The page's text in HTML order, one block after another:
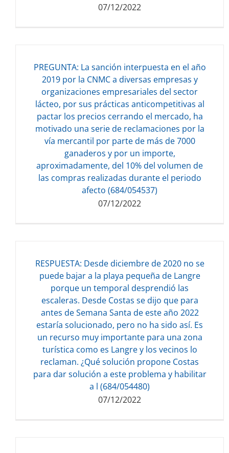
07/12/2022
Descarga del documento:
122.75 KB
PREGUNTA: La sanción interpuesta en el año
2019 por la CNMC a diversas empresas y
organizaciones empresariales del sector
lácteo, por sus prácticas anticompetitivas al
pactar los precios cerrando el mercado, ha
motivado una serie de reclamaciones por la
vía mercantil por parte de más de 7000
ganaderos y por un importe,
aproximadamente, del 10% del volumen de
las compras realizadas durante el periodo
afecto (684/054537)
07/12/2022
Descarga del documento:
133.10 KB
RESPUESTA: Desde diciembre de 2020 no se
puede bajar a la playa pequeña de Langre
porque un temporal desprendió las
escaleras. Desde Costas se dijo que para
antes de Semana Santa de este año 2022
estaría solucionado, pero no ha sido así. Es
un recurso muy importante para una zona
turística como es Langre y los vecinos lo
reclaman. ¿Qué solución propone Costas
para dar solución a este problema y habilitar
a l (684/054480)
07/12/2022